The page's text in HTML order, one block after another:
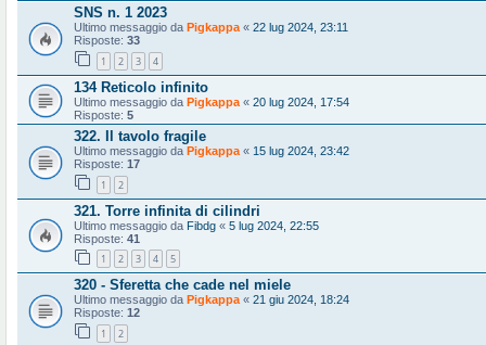
SNS n. 1 2023
Ultimo messaggio da Pigkappa« 22 lug 2024, 23:11
Risposte: 33
1 2 3 4
134 Reticolo infinito
Ultimo messaggio da Pigkappa « 20 lug 2024, 17:54
Risposte: 5
322. Il tavolo fragile
Ultimo messaggio da Pigkappa « 15 lug 2024, 23:42
Risposte: 17
1 2
321. Torre infinita di cilindri
Ultimo messaggio da Fibdg « 5 lug 2024, 22:55
Risposte: 41
1 2 3 4 5
320 - Sferetta che cade nel miele
Ultimo messaggio da Pigkappa« 21 giu 2024, 18:24
Risposte: 12
1 2